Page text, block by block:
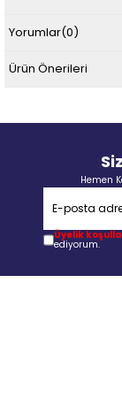
Yorumlar(0)
Ürün Önerileri
Hemen
Üyelik
ediyorum.